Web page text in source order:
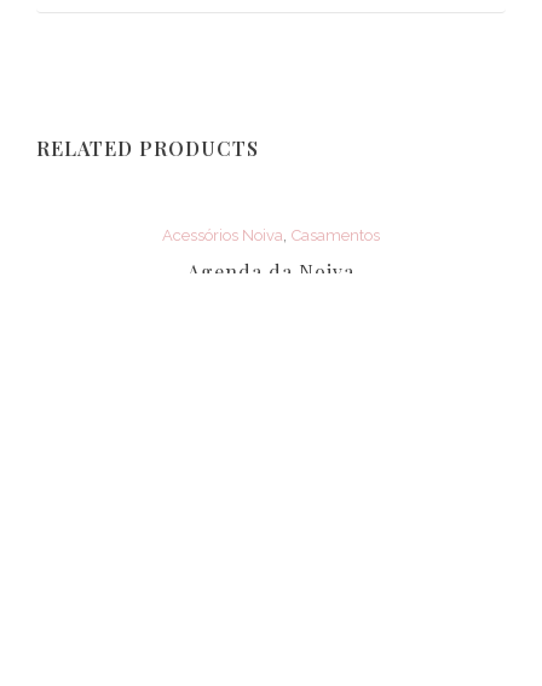
RELATED PRODUCTS
Acessórios Noiva Casamentos
Agenda da Noiva